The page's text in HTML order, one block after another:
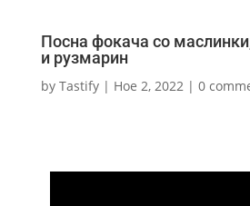
Посна фокача со
и рузмарин
by Tastify| Ное 2, 2022| 0